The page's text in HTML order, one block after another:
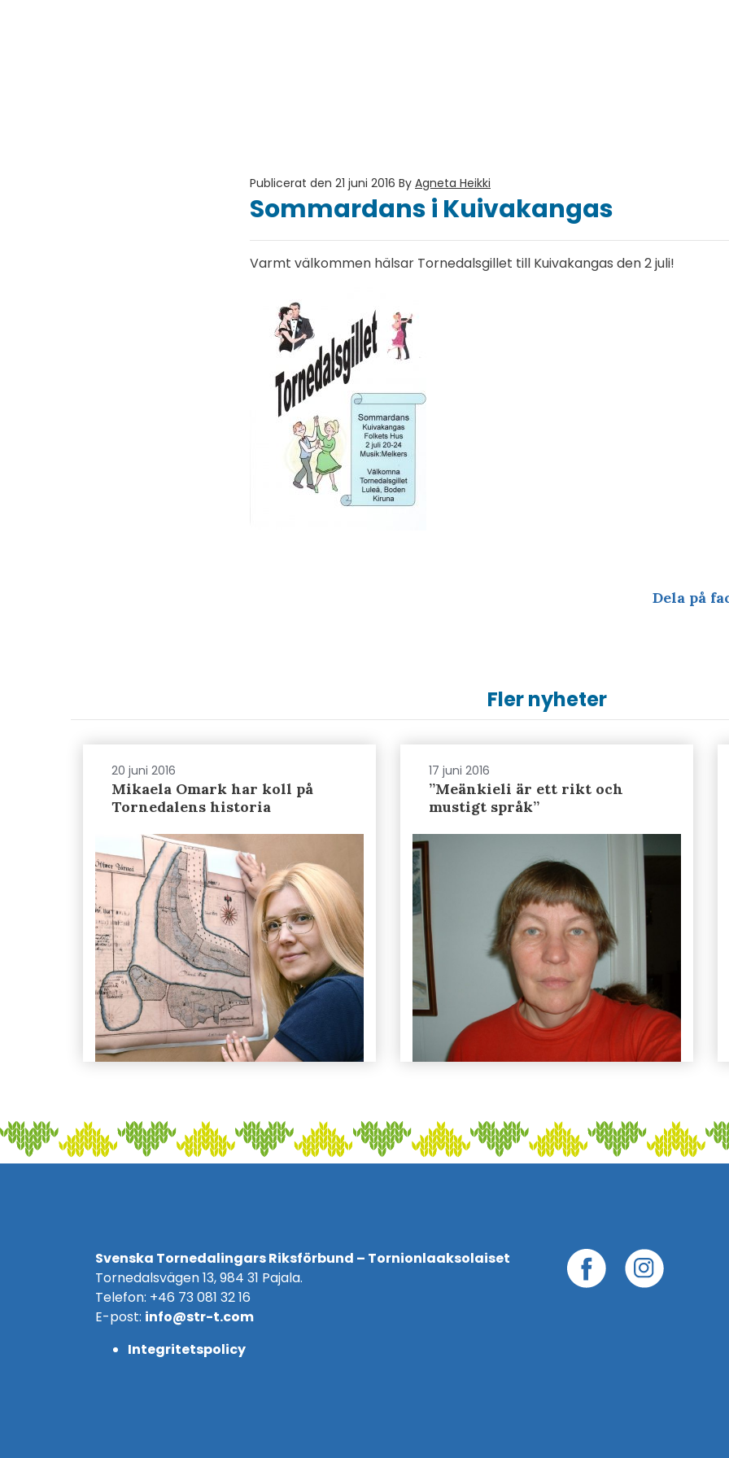
Publicerat den 21 juni 2016 By Agneta Heikki
Sommardans i Kuivakangas
Varmt välkommen hälsar Tornedalsgillet till Kuivakangas den 2 juli!
Dela på
Fler nyheter
20 juni 2016
Mikaela Omark har koll på
Tornedalens historia
17 juni 2016
”Meänkieli är ett rikt och
mustigt språk”
Svenska Tornedalingars Riksförbund – Tornionlaaksolaiset
Tornedalsvägen 13, 984 31 Pajala.
Telefon: +46 73 081 32 16
E-post: info@str-t.com
Integritetspolicy